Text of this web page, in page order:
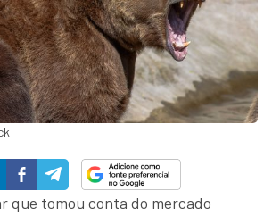
que tomou conta do mercado